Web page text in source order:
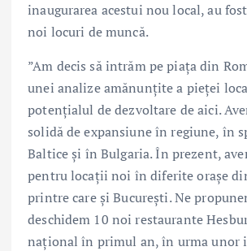
inaugurarea acestui nou local, au
noi locuri de muncă.
”Am decis să intrăm pe piața din
unei analize amănunțite a pieței
potențialul de dezvoltare de aici.
solidă de expansiune în regiune, în
Baltice și în Bulgaria. În prezent,
pentru locații noi în diferite orașe
printre care și București. Ne
deschidem 10 noi restaurante
național în primul an, în urma unor